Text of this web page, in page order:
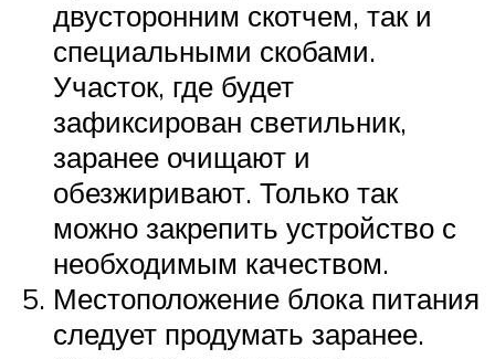
двусторонним скотчем, так и
специальными скобами.
Участок, где будет
зафиксирован светильник,
заранее очищают и
обезжиривают. Только так
можно закрепить устройство с
необходимым качеством.
Местоположение блока питания
следует продумать заранее.